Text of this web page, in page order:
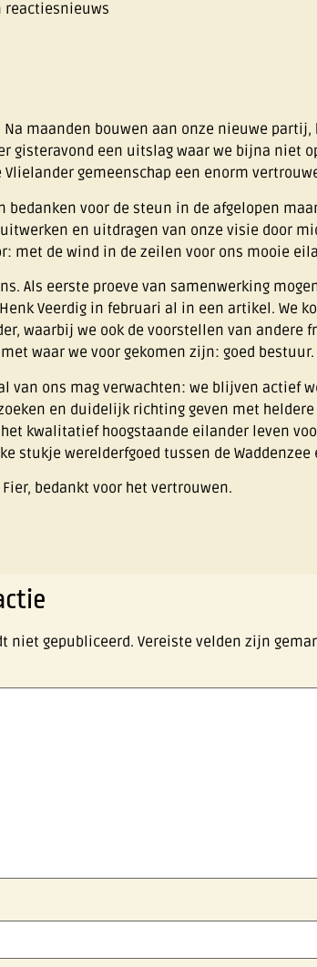
reactiesnieuws
maanden bouwen aan onze nieuwe
gisteravond een uitslag waar we bijna niet
gemeenschap een enorm
bedanken voor de steun in de afgelopen
en uitdragen van onze visie door
met de wind in de zeilen voor ons mooie
Als eerste proeve van samenwerking
Veerdig in februari al in een artikel.
waarbij we ook de voorstellen van
waar we voor gekomen zijn: goed bestuur.
van ons mag verwachten: we blijven actief
en duidelijk richting geven met
kwalitatief hoogstaande eilander leven
stukje werelderfgoed tussen de
bedankt voor het vertrouwen.
niet gepubliceerd. Vereiste velden zijn